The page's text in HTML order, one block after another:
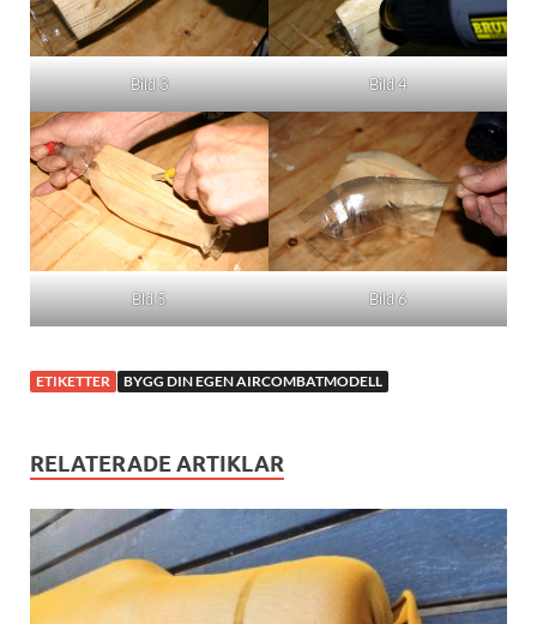
Bild 3 Bild 4
Bld 5 Bild 6
ETIKETTER BYGG DIN EGEN AIRCOMBATMODELL
RELATERADE ARTIKLAR